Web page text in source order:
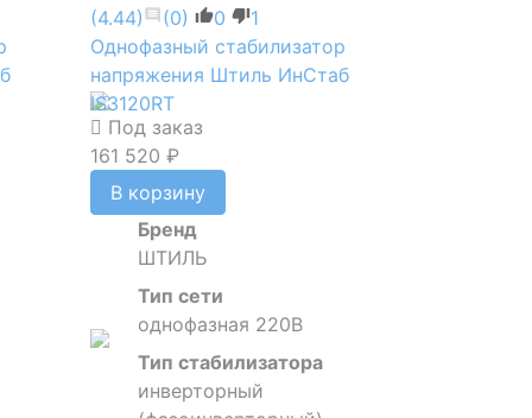
(4.44) (0) 0
1
Однофазный стабилизатор
напряжения Штиль ИнСтаб
IS3120RT
Под заказ
161 520 ₽
В корзину
Бренд
ШТИЛЬ
Тип сети
однофазная 220В
Тип стабилизатора
инверторный